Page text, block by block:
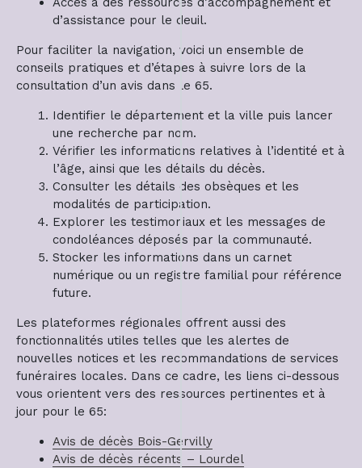
d’assistance pour le deuil.
Pour faciliter la navigation, voici un ensemble de
conseils pratiques et d’étapes à suivre lors de la
consultation d’un avis dans le 65.
Identifier le département et la ville puis lancer
une recherche par nom.
Vérifier les informations relatives à l’identité et à
l’âge, ainsi que les détails du décès.
Consulter les détails des obsèques et les
modalités de participation.
Explorer les testimoniaux et les messages de
condoléances déposés par la communauté.
Stocker les informations dans un carnet
numérique ou un registre familial pour référence
future.
Les plateformes régionales offrent aussi des
fonctionnalités utiles telles que les alertes de
nouvelles notices et les recommandations de services
funéraires locales. Dans ce cadre, les liens ci-dessous
vous orientent vers des ressources pertinentes et à
jour pour le 65:
Avis de décès Bois-Gervilly
Avis de décès récents – Lourdel